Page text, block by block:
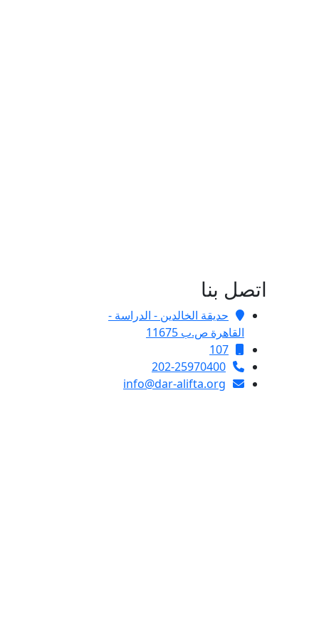
اتصل بنا
حديقة الخالدين - الدراسة -
القاهرة ص.ب 11675
107
202-25970400
info@dar-alifta.org